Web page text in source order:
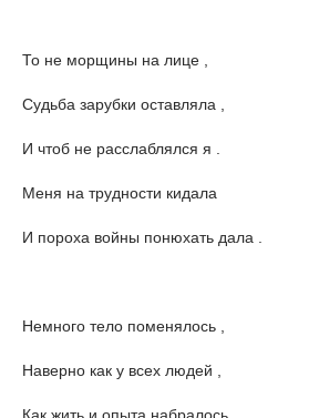
То не морщины на лице ,
Судьба зарубки оставляла ,
И чтоб не расслаблялся я .
Меня на трудности кидала
И пороха войны понюхать дала .
Немного тело поменялось ,
Наверно как у всех людей ,